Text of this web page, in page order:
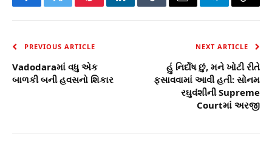
FacebookTwitterPinterestLinkedInTumblrEmail TelegramCopy
PREVIOUS ARTICLE
Vadodaraમાં વધુ એક
બાળકી બની હવસનો શિકાર
NEXT ARTICLE
હું નિર્દોષ છું, મને ખોટી રીતે
ફસાવવામાં આવી હતી: સોનમ
રઘુવંશીની Supreme
Courtમાં અરજી